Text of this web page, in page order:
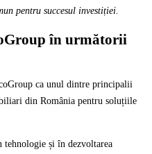
pentru succesul investiției.
în următorii
ca unul dintre principalii
din România pentru soluțiile
tehnologie și în dezvoltarea